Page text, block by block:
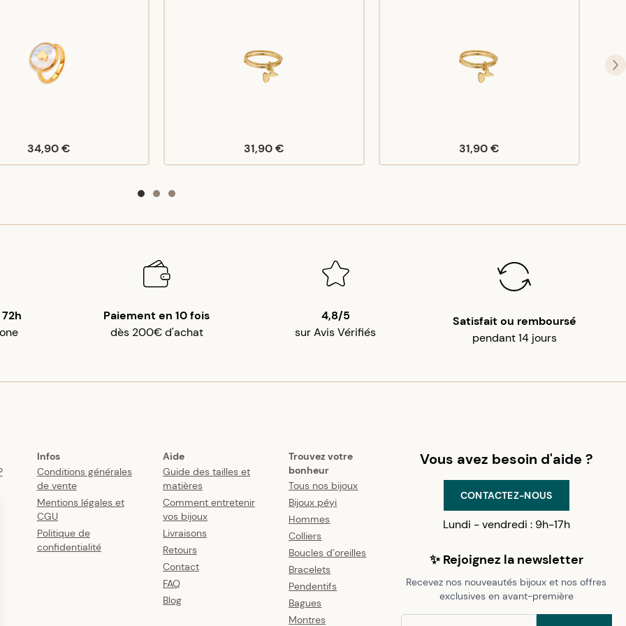
34,90 € 31,90 € 31,90 €
Paiement en 10 fois
dès 200€ d'achat
4,8/5
sur Avis Vérifiés
Satisfait ou remboursé
pendant 14 jours
Infos
Conditions générales
de vente
Mentions légales et
CGU
Politique de
confidentialité
Aide
Guide des tailles et
matières
Comment entretenir
vos bijoux
Livraisons
Retours
Contact
FAQ
Blog
Trouvez votre
bonheur
Tous nos bijoux
Bijoux péyi
Hommes
Colliers
Boucles d’oreilles
Bracelets
Pendentifs
Bagues
Montres
Vous avez besoin d'aide ?
CONTACTEZ-NOUS
Lundi - vendredi : 9h-17h
✨ Rejoignez la newsletter
Recevez nos nouveautés bijoux et nos offres
exclusives en avant-première